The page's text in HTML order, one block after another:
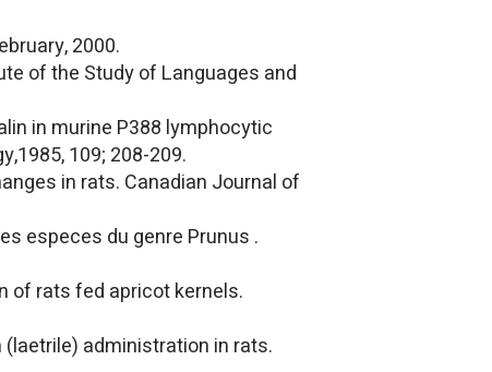
2000.
of the Study of Languages and
in murine P388 lymphocytic
109; 208-209.
in rats. Canadian Journal of
especes du genre Prunus .
of rats fed apricot kernels.
(laetrile) administration in rats.